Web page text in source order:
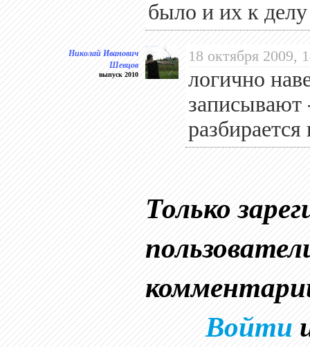
было и их к
Николай Иванович
Шевцов
выпуск 2010
18 октября 2009,
логично
записывают
Только
Войти